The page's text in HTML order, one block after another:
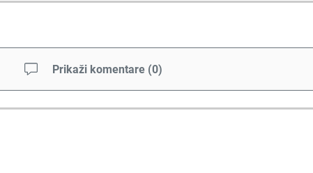
Prikaži komentare (0)